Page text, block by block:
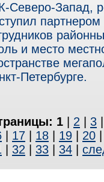
Северо-Запад,
партнером
и место
Петербурге.
1 2 3
17 18 19 20
32 33 34